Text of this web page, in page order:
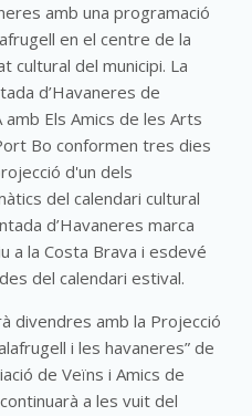
amb una programació
en el centre de la
cultural del municipi. La
d’Havaneres de
Els Amics de les Arts
Bo conformen tres dies
d'un dels
del calendari cultural
d’Havaneres marca
a la Costa Brava i esdevé
del calendari estival.
divendres amb la Projecció
i les havaneres” de
de Veïns i Amics de
a les vuit del